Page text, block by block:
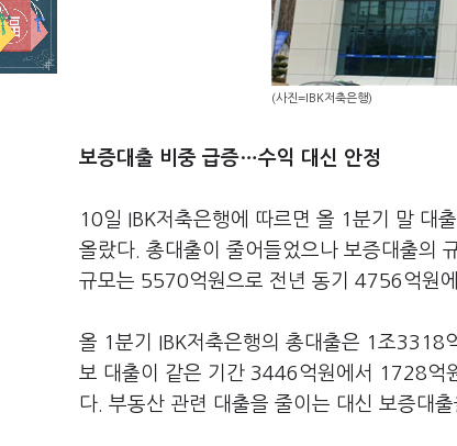
(사진=IBK저축은행)
보증대출 비중 급증…수익 대신 안정
10일 IBK저축은행에 따르면 올 1분기 말
올랐다. 총대출이 줄어들었으나 보증대출의
규모는 5570억원으로 전년 동기 4756억원
올 1분기 IBK저축은행의 총대출은 1조
보 대출이 같은 기간 3446억원에서 1728
다. 부동산 관련 대출을 줄이는 대신 보증대출